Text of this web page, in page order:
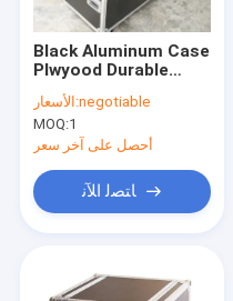
Black Aluminum Case
Plwyood Durable
Heavy Duty Cable
Flight Case for Tools
الأسعار:negotiable
MOQ:1
أحصل على آخر سعر
ﺎﺘﺼﻟ ﺍﻶﻧ